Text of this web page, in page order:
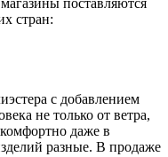
стран:
с добавлением
не только от ветра,
даже в
разные. В продаже